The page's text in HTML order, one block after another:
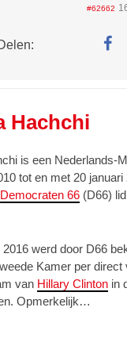
#62662
Hachchi
is een Nederlands-
tot en met 20
Democraten 66 (D66)
werd door D66
Kamer per
van Hillary Clinton in
Opmerkelijk…